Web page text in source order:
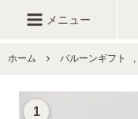
メニュー
ホーム バルーンギフト ,
1